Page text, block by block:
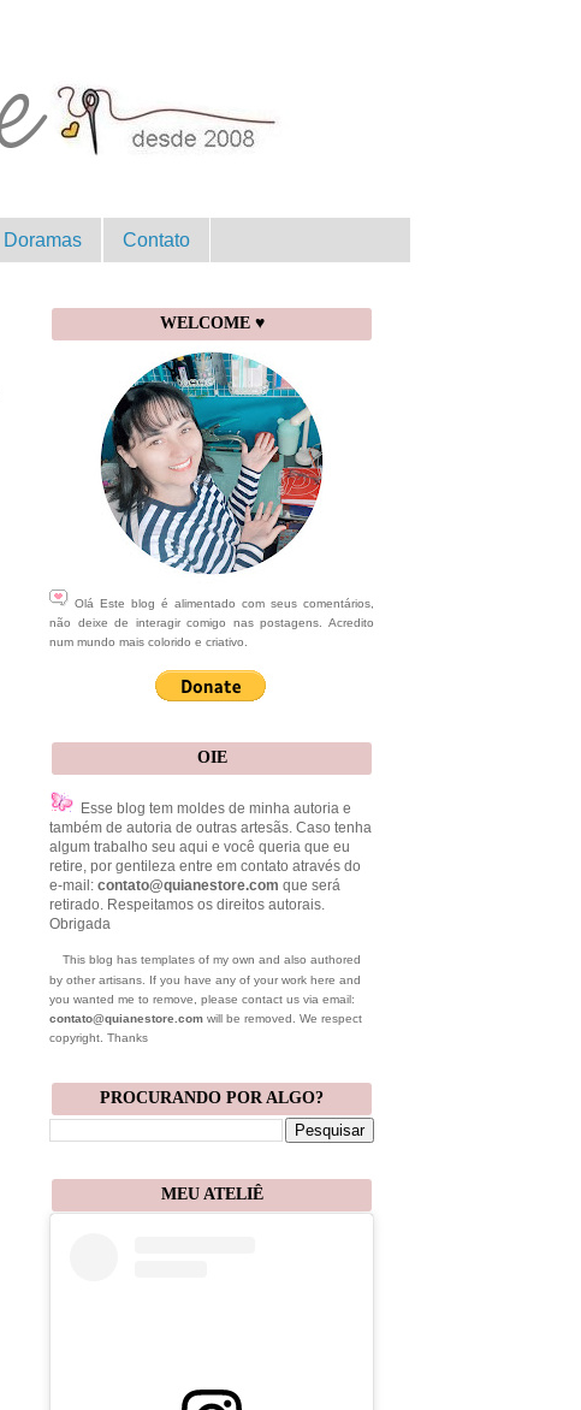
Doramas Contato
WELCOME ♥
Olá Este blog é alimentado com seus comentários,
não deixe de interagir comigo nas postagens. Acredito
num mundo mais colorido e criativo.
OIE
Esse blog tem moldes de minha autoria e
também de autoria de outras artesãs. Caso tenha
algum trabalho seu aqui e você queria que eu
retire, por gentileza entre em contato através do
e-mail: contato@quianestore.com que será
retirado. Respeitamos os direitos autorais.
Obrigada
This blog has templates of my own and also authored
by other artisans. If you have any of your work here and
you wanted me to remove, please contact us via email:
contato@quianestore.com will be removed. We respect
copyright. Thanks
PROCURANDO POR ALGO?
MEU ATELIÊ